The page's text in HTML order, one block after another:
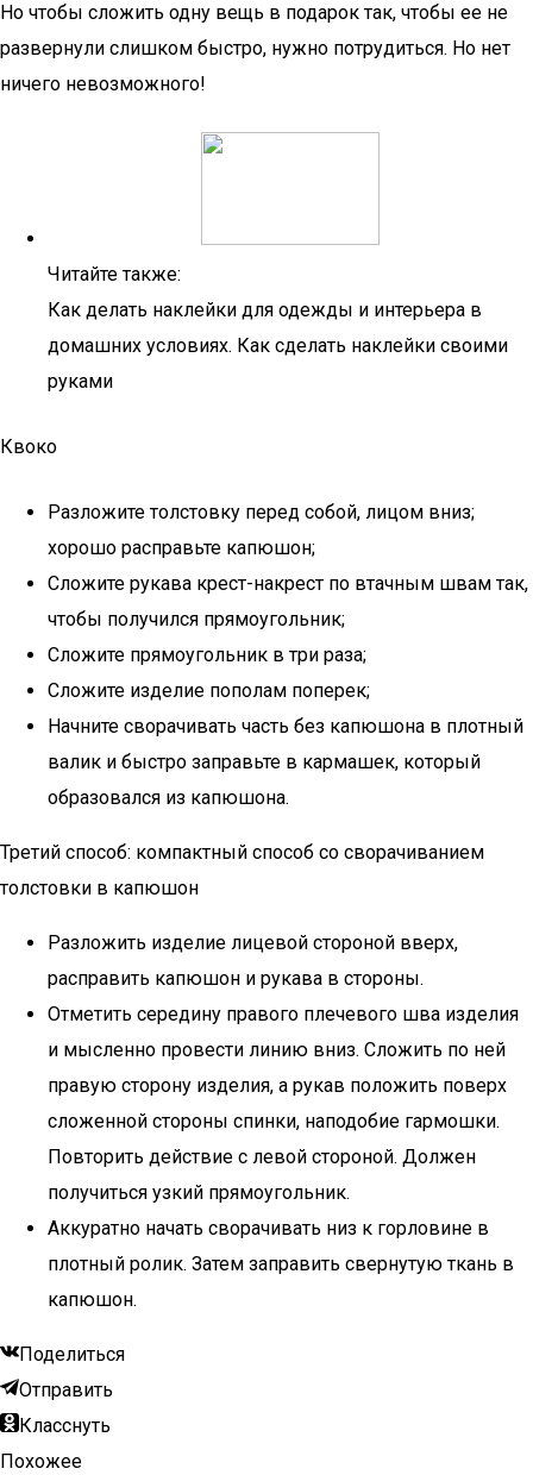
Но чтобы сложить одну вещь в подарок так, чтобы ее не
развернули слишком быстро, нужно потрудиться. Но нет
ничего невозможного!
Читайте также:
Как делать наклейки для одежды и интерьера в
домашних условиях. Как сделать наклейки своими
руками
Квоко
Разложите толстовку перед собой, лицом вниз;
хорошо расправьте капюшон;
Сложите рукава крест-накрест по втачным швам так,
чтобы получился прямоугольник;
Сложите прямоугольник в три раза;
Сложите изделие пополам поперек;
Начните сворачивать часть без капюшона в плотный
валик и быстро заправьте в кармашек, который
образовался из капюшона.
Третий способ: компактный способ со сворачиванием
толстовки в капюшон
Разложить изделие лицевой стороной вверх,
расправить капюшон и рукава в стороны.
Отметить середину правого плечевого шва изделия
и мысленно провести линию вниз. Сложить по ней
правую сторону изделия, а рукав положить поверх
сложенной стороны спинки, наподобие гармошки.
Повторить действие с левой стороной. Должен
получиться узкий прямоугольник.
Аккуратно начать сворачивать низ к горловине в
плотный ролик. Затем заправить свернутую ткань в
капюшон.
Поделиться
Отправить
Класснуть
Похожее